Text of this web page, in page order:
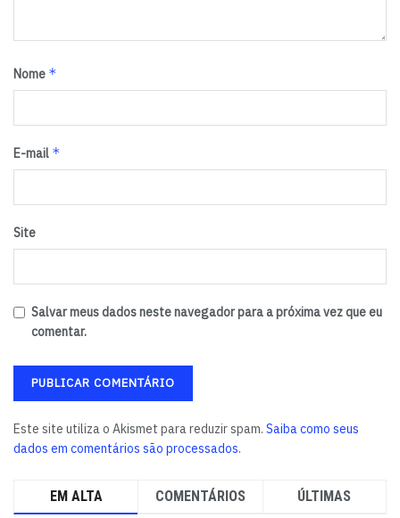
Nome *
E-mail *
Site
Salvar meus dados neste navegador para a próxima vez que eu
comentar.
Este site utiliza o Akismet para reduzir spam. Saiba como seus
dados em comentários são processados.
EM ALTA COMENTÁRIOS ÚLTIMAS